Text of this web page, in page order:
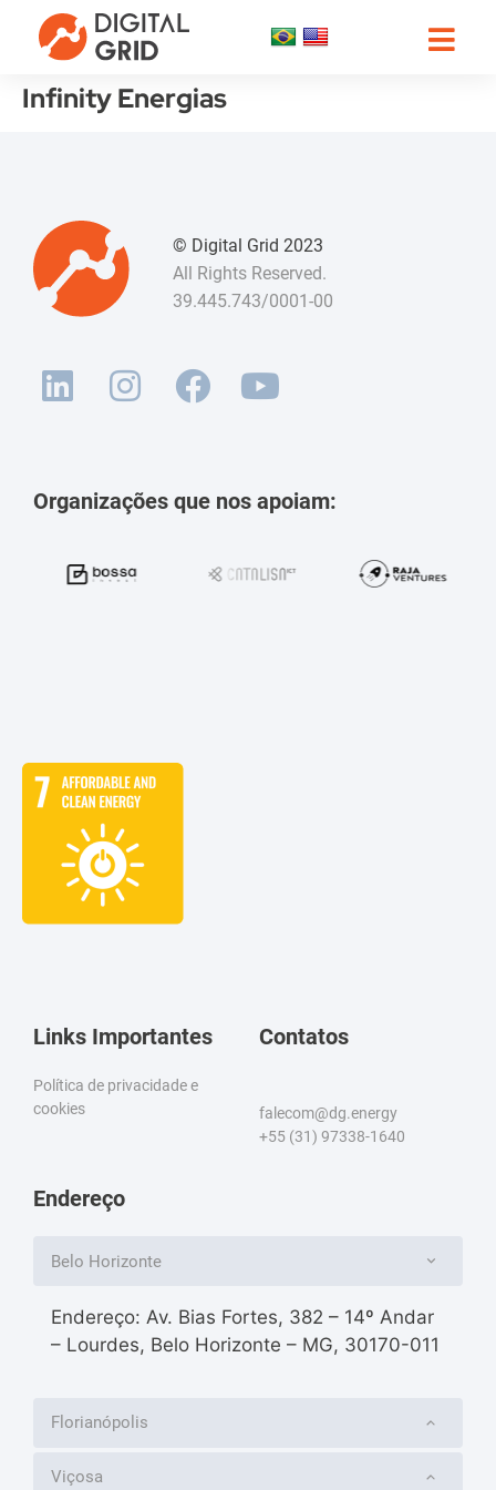
Infinity Energias
© Digital Grid 2023
All Rights Reserved.
39.445.743/0001-00
Organizações que nos apoiam:
Links Importantes
Política de privacidade e
cookies
Contatos
falecom@dg.energy
+55 (31) 97338-1640
Endereço
Belo Horizonte
Endereço: Av. Bias Fortes, 382 – 14º Andar
– Lourdes, Belo Horizonte – MG, 30170-011
Florianópolis
Viçosa